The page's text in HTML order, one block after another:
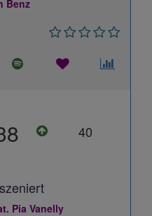
Benz
40
Pia Vanelly